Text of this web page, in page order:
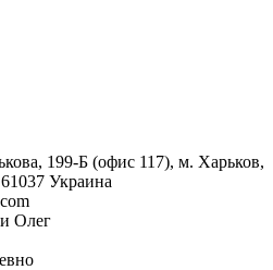
199-Б (офис 117), м. Харьков,
Украина
Олег